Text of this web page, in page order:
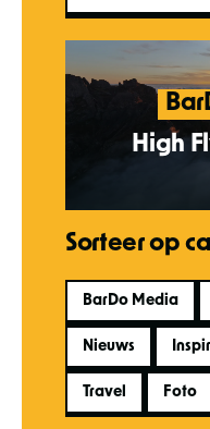
High
Sorteer op
BarDo Media
Nieuws
Travel Foto